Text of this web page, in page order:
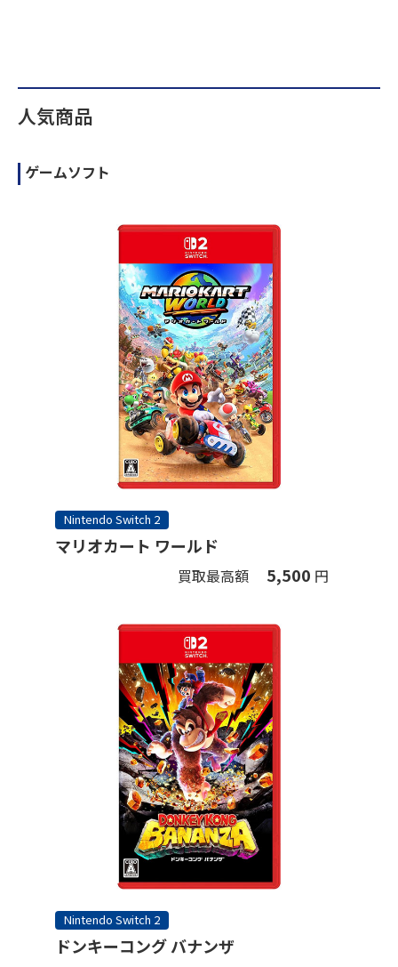
人気商品
ゲームソフト
Nintendo Switch 2
マリオカート ワールド
買取最高額 5,500 円
Nintendo Switch 2
ドンキーコング バナンザ